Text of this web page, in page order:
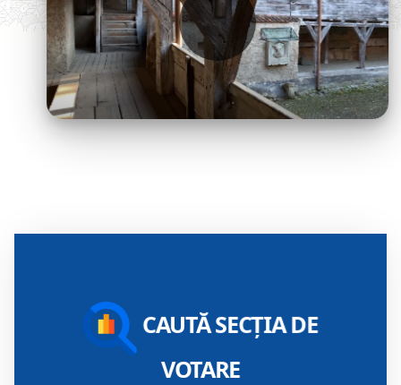
CAUTĂ SECȚIA DE
VOTARE
Caută secția ta de votare!